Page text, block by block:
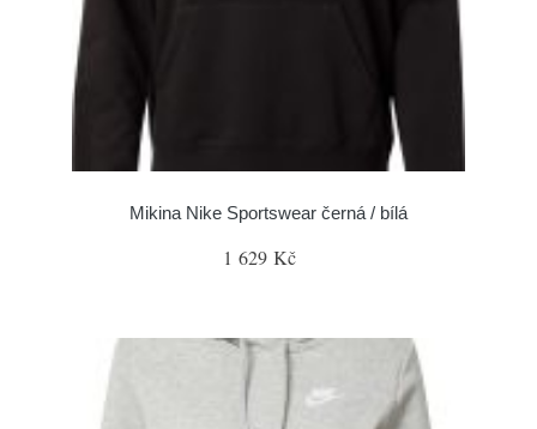
Mikina Nike Sportswear černá / bílá
1 629 Kč